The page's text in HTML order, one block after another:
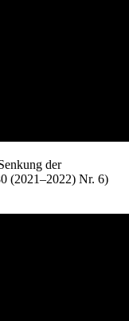
der
(2021–2022) Nr. 6)